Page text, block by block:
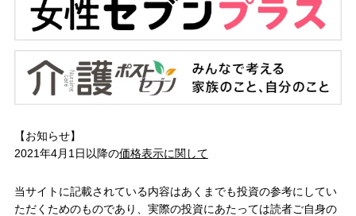
【お知らせ】
2021年4月1日以降の価格表示に関して
当サイトに記載されている内容はあくまでも投資の参考にしてい
ただくためのものであり、実際の投資にあたっては読者ご自身の